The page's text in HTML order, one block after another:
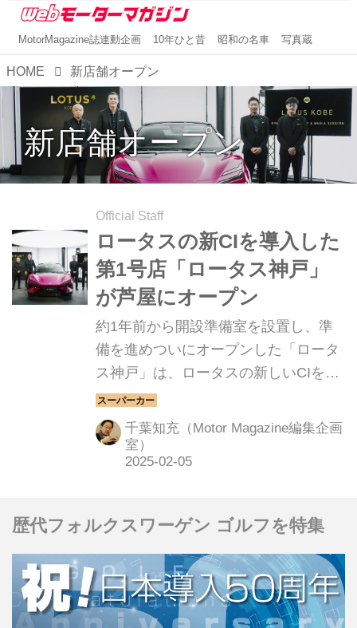
MotorMagazine誌連動企画 10年ひと昔 昭和の名車 写真蔵
HOME 新店舗オープン
新店舗オープン
Official Staff
ロータスの新CIを導入した
第1号店「ロータス神戸」
が芦屋にオープン
約1年前から開設準備室を設置し、準
備を進めついにオープンした「ロータ
ス神戸」は、ロータスの新しいCIを導
入した日本で初めてのディーラーであ
る。
千葉知充（Motor Magazine編集企画
室）
歴代フォルクスワーゲン ゴルフを特集